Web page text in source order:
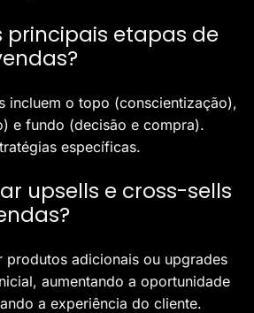
principais etapas de
incluem o topo (conscientização),
e fundo (decisão e compra).
específicas.
upsells e cross-sells
produtos adicionais ou upgrades
aumentando a oportunidade
a experiência do cliente.